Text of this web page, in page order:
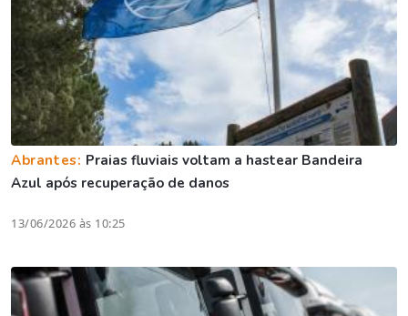
Abrantes: Praias fluviais voltam a hastear Bandeira
Azul após recuperação de danos
13/06/2026 às 10:25